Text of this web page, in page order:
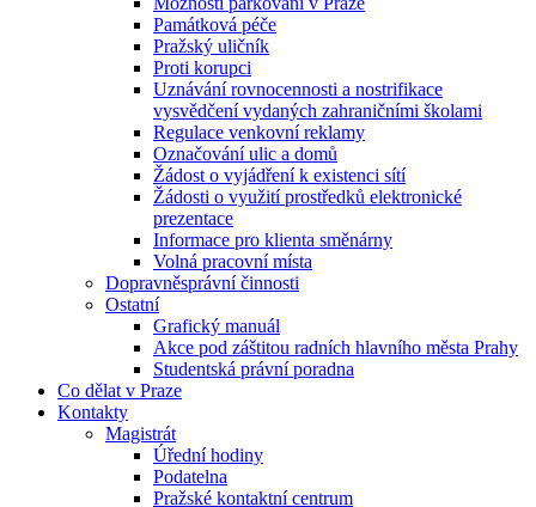
Památková péče
Pražský uličník
Proti korupci
Uznávání rovnocennosti a nostrifikace
vysvědčení vydaných zahraničními školami
Regulace venkovní reklamy
Označování ulic a domů
Žádost o vyjádření k existenci sítí
Žádosti o využití prostředků elektronické
prezentace
Informace pro klienta směnárny
Volná pracovní místa
Dopravněsprávní činnosti
Ostatní
Grafický manuál
Akce pod záštitou radních hlavního města Prahy
Studentská právní poradna
Co dělat v Praze
Kontakty
Magistrát
Úřední hodiny
Podatelna
Pražské kontaktní centrum